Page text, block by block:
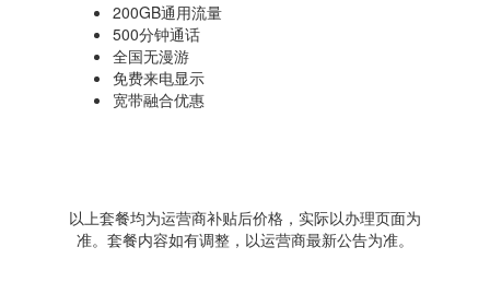
200GB通用流量
500分钟通话
全国无漫游
免费来电显示
宽带融合优惠
以上套餐均为运营商补贴后价格，实际以办理页面为
准。套餐内容如有调整，以运营商最新公告为准。